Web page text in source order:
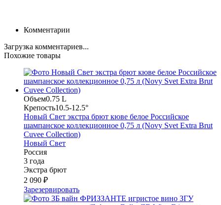
Комментарии
Загрузка комментариев...
Похожие товары
Объем0.75 L
Крепость10.5-12.5°
Новый Свет экстра брют кюве белое Российское
шампанское коллекционное 0,75 л (Novy Svet Extra Brut
Cuvee Collection)
Новый Свет
Россия
3 года
Экстра брют
2 090 ₽
Зарезервировать